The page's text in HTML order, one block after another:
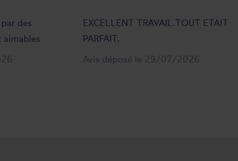
des
aimables
EXCELLENT TRAVAIL.TOUT ETAIT
PARFAIT.
Avis déposé le 29/07/2026